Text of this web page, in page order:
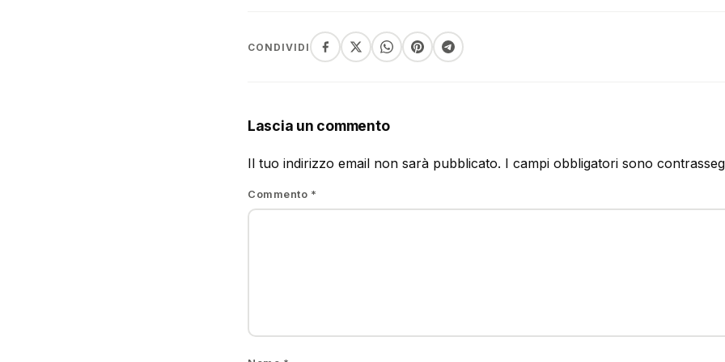
CONDIVIDI
Lascia un commento
Il tuo indirizzo email non sarà pubblicato. I campi obbligatori sono
Commento *